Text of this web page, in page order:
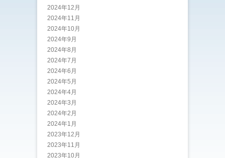
2024年12月
2024年11月
2024年10月
2024年9月
2024年8月
2024年7月
2024年6月
2024年5月
2024年4月
2024年3月
2024年2月
2024年1月
2023年12月
2023年11月
2023年10月